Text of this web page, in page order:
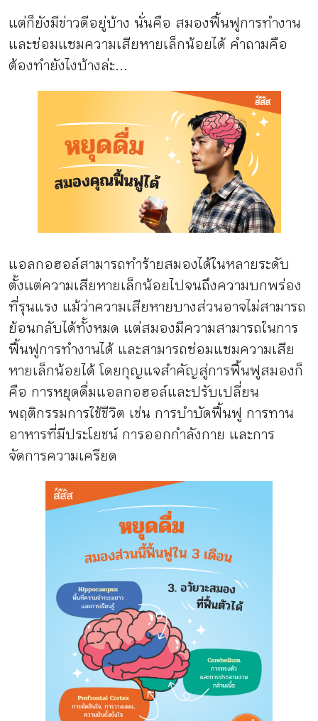
แต่ก็ยังมีข่าวดีอยู่บ้าง นั่นคือ สมองฟื้นฟูการทำงาน
และซ่อมแซมความเสียหายเล็กน้อยได้ คำถามคือ
ต้องทำยังไงบ้างล่ะ...
แอลกอฮอล์สามารถทำร้ายสมองได้ในหลายระดับ
ตั้งแต่ความเสียหายเล็กน้อยไปจนถึงความบกพร่อง
ที่รุนแรง แม้ว่าความเสียหายบางส่วนอาจไม่สามารถ
ย้อนกลับได้ทั้งหมด แต่สมองมีความสามารถในการ
ฟื้นฟูการทำงานได้ และสามารถซ่อมแซมความเสีย
หายเล็กน้อยได้ โดยกุญแจสำคัญสู่การฟื้นฟูสมองก็
คือ การหยุดดื่มแอลกอฮอล์และปรับเปลี่ยน
พฤติกรรมการใช้ชีวิต เช่น การบำบัดฟื้นฟู การทาน
อาหารที่มีประโยชน์ การออกกำลังกาย และการ
จัดการความเครียด